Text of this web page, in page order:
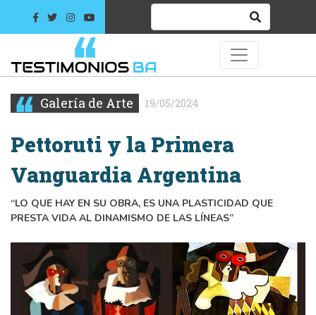
Galería de Arte 19/05/2024
Pettoruti y la Primera
Vanguardia Argentina
“LO QUE HAY EN SU OBRA, ES UNA PLASTICIDAD QUE
PRESTA VIDA AL DINAMISMO DE LAS LÍNEAS”